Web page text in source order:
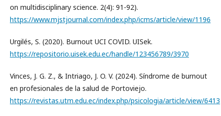
on multidisciplinary science. 2(4): 91-92).
https://www.mjstjournal.com/index.php/icms/article/view/1196
Urgilés, S. (2020). Burnout UCI COVID. UISek.
https://repositorio.uisek.edu.ec/handle/123456789/3970
Vinces, J. G. Z., & Intriago, J. O. V. (2024). Síndrome de burnout
en profesionales de la salud de Portoviejo.
https://revistas.utm.edu.ec/index.php/psicologia/article/view/6413